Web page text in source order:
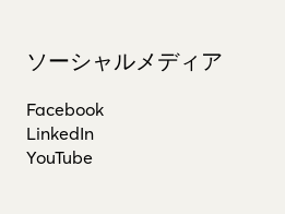
ソーシャルメディア
Facebook
LinkedIn
YouTube